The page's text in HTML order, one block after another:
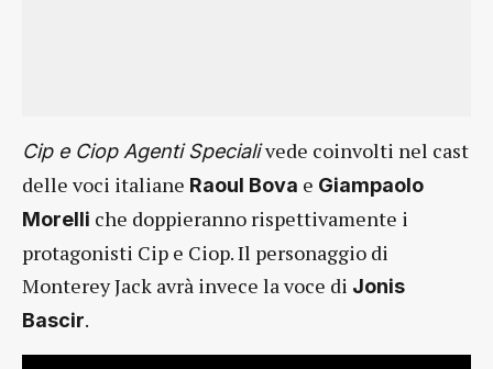
Cip e Ciop Agenti Specialivede coinvolti nel cast
delle voci italiane Raoul Bova e Giampaolo
Morelli che doppieranno rispettivamente i
protagonisti Cip e Ciop. Il personaggio di
Monterey Jack avrà invece la voce di Jonis
Bascir.